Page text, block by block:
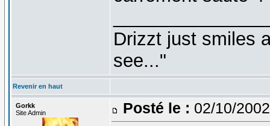
Drizzt just smiles
see..."
Revenir en haut
Gorkk
Site Admin
Posté le : 02/10/